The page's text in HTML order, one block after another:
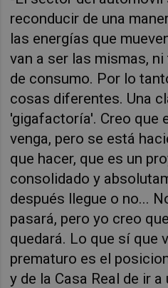
reconducir de una
las energías que
van a ser las mismas,
de consumo. Por lo
cosas diferentes. Una
'gigafactoría'. Creo que
venga, pero se está
que hacer, que es un
consolidado y
después llegue o no...
pasará, pero yo creo
quedará. Lo que sí que
prematuro es el
y de la Casa Real de ir a